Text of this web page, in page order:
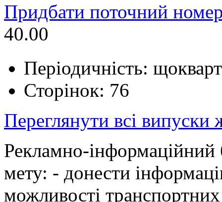
Придбати поточний
40.00
Періодичність:
Сторінок: 76
Переглянути всі випуски
Рекламно-
мету: - донести
можливості транспортних